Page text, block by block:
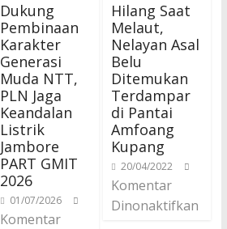
Dukung
Pembinaan
Karakter
Generasi
Muda NTT,
PLN Jaga
Keandalan
Listrik
Jambore
PART GMIT
2026
01/07/2026
Komentar
Hilang Saat
Melaut,
Nelayan Asal
Belu
Ditemukan
Terdampar
di Pantai
Amfoang
Kupang
20/04/2022
Komentar
Dinonaktifkan